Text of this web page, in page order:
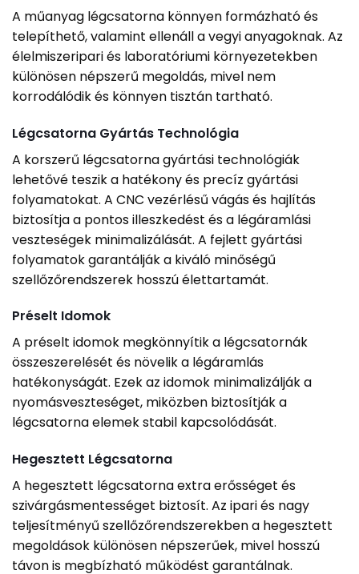
A műanyag légcsatorna könnyen formázható és
telepíthető, valamint ellenáll a vegyi anyagoknak. Az
élelmiszeripari és laboratóriumi környezetekben
különösen népszerű megoldás, mivel nem
korrodálódik és könnyen tisztán tartható.
Légcsatorna Gyártás Technológia
A korszerű légcsatorna gyártási technológiák
lehetővé teszik a hatékony és precíz gyártási
folyamatokat. A CNC vezérlésű vágás és hajlítás
biztosítja a pontos illeszkedést és a légáramlási
veszteségek minimalizálását. A fejlett gyártási
folyamatok garantálják a kiváló minőségű
szellőzőrendszerek hosszú élettartamát.
Préselt Idomok
A préselt idomok megkönnyítik a légcsatornák
összeszerelését és növelik a légáramlás
hatékonyságát. Ezek az idomok minimalizálják a
nyomásveszteséget, miközben biztosítják a
légcsatorna elemek stabil kapcsolódását.
Hegesztett Légcsatorna
A hegesztett légcsatorna extra erősséget és
szivárgásmentességet biztosít. Az ipari és nagy
teljesítményű szellőzőrendszerekben a hegesztett
megoldások különösen népszerűek, mivel hosszú
távon is megbízható működést garantálnak.